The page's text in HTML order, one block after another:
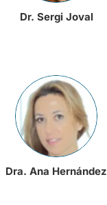
Dr. Sergi Joval
Dra. Ana Hernández